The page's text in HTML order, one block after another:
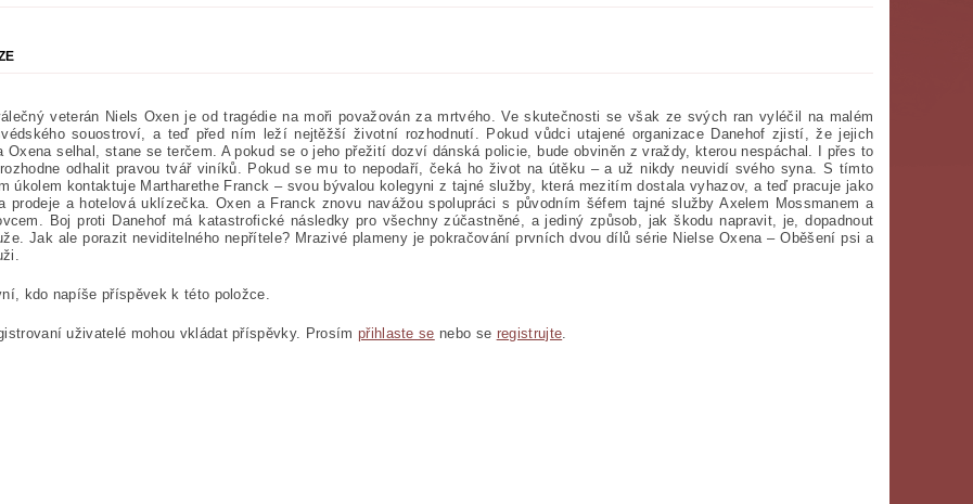
veterán Niels Oxen je od tragédie na moři považován za mrtvého. Ve skutečnosti se však ze svých ran vyléčil na malém
souostroví, a teď před ním leží nejtěžší životní rozhodnutí. Pokud vůdci utajené organizace Danehof zjistí, že jejich
Oxena selhal, stane se terčem. A pokud se o jeho přežití dozví dánská policie, bude obviněn z vraždy, kterou nespáchal. I přes to
odhalit pravou tvář viníků. Pokud se mu to nepodaří, čeká ho život na útěku – a už nikdy neuvidí svého syna. S tímto
úkolem kontaktuje Martharethe Franck – svou bývalou kolegyni z tajné služby, která mezitím dostala vyhazov, a teď pracuje jako
prodeje a hotelová uklízečka. Oxen a Franck znovu navážou spolupráci s původním šéfem tajné služby Axelem Mossmanem a
Boj proti Danehof má katastrofické následky pro všechny zúčastněné, a jediný způsob, jak škodu napravit, je, dopadnout
Jak ale porazit neviditelného nepřítele? Mrazivé plameny je pokračování prvních dvou dílů série Nielse Oxena – Oběšení psi a
kdo napíše příspěvek k této položce.
uživatelé mohou vkládat příspěvky. Prosím přihlaste se nebo se registrujte.